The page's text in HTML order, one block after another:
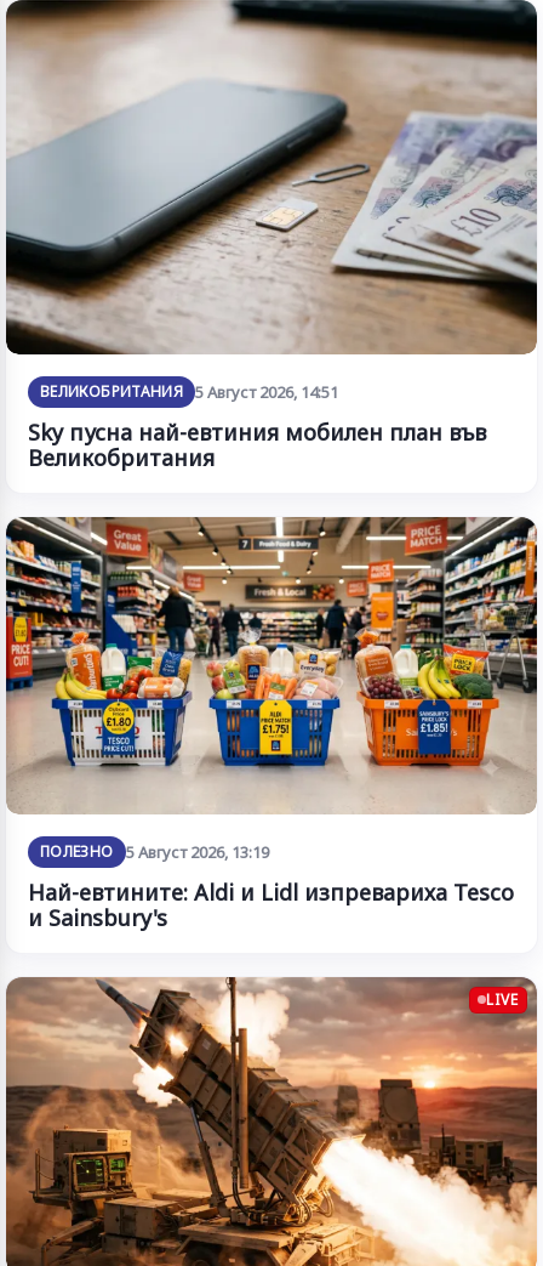
ВЕЛИКОБРИТАНИЯ 5 Август 2026, 14:51
Sky пусна най-евтиния мобилен план във
Великобритания
ПОЛЕЗНО 5 Август 2026, 13:19
Най-евтините: Aldi и Lidl изпревариха Tesco
и Sainsbury's
LIVE